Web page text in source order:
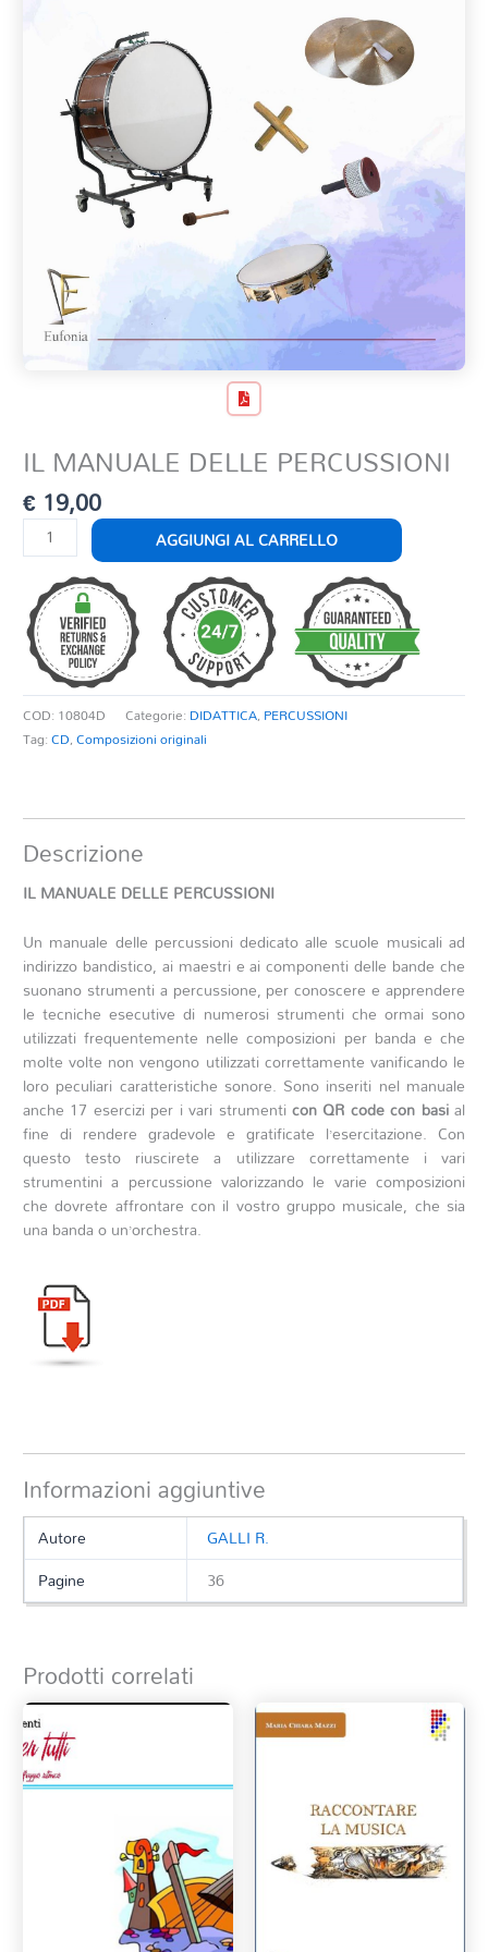
IL MANUALE DELLE PERCUSSIONI
€ 19,00
IL
MANUALE
DELLE
PERCUSSIONI
quantità
AGGIUNGI AL CARRELLO
COD: 10804D Categorie: DIDATTICA, PERCUSSIONI
Tag:CD,Composizioni originali
Descrizione
IL MANUALE DELLE PERCUSSIONI
Un manuale delle percussioni dedicato alle scuole musicali ad
indirizzo bandistico, ai maestri e ai componenti delle bande che
suonano strumenti a percussione, per conoscere e apprendere
le tecniche esecutive di numerosi strumenti che ormai sono
utilizzati frequentemente nelle composizioni per banda e che
molte volte non vengono utilizzati correttamente vanificando le
loro peculiari caratteristiche sonore. Sono inseriti nel manuale
anche 17 esercizi per i vari strumenti con QR code con basial
fine di rendere gradevole e gratificate l’esercitazione. Con
questo testo riuscirete a utilizzare correttamente i vari
strumentini a percussione valorizzando le varie composizioni
che dovrete affrontare con il vostro gruppo musicale, che sia
una banda o un’orchestra.
Informazioni aggiuntive
Autore
GALLI R.
Pagine
36
Prodotti correlati